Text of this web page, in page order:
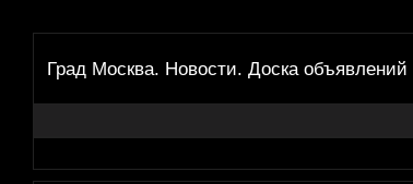
Град Москва. Новости. Доска объявлений